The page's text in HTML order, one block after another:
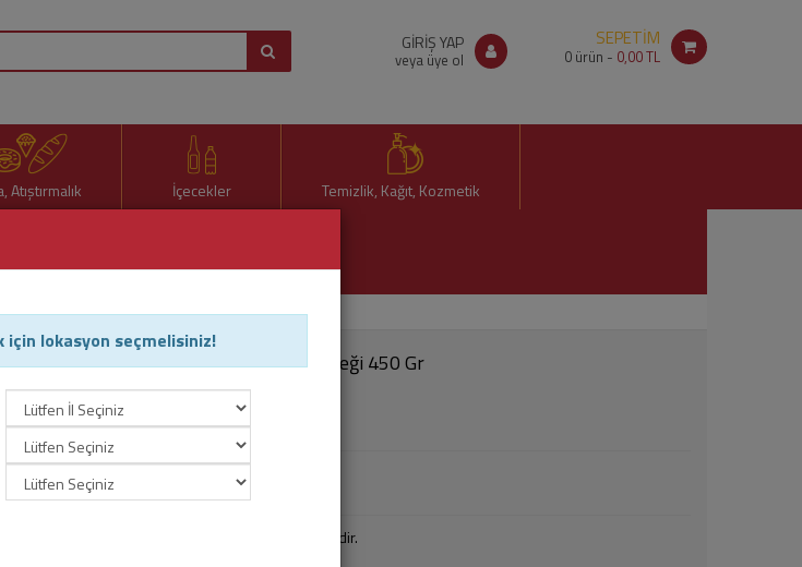
GİRİŞ YAP
veya üye ol
SEPETİM
0 ürün - 0,00 TL
Atıştırmalık İçecekler Temizlik, Kağıt, Kozmetik
Uno Fırından Tam Buğday Ekmeği 450 Gr
Ürün Kodu : 66105
95,20 TL
Ürün geçici olarak temin edilememektedir.
için lokasyon seçmelisiniz!